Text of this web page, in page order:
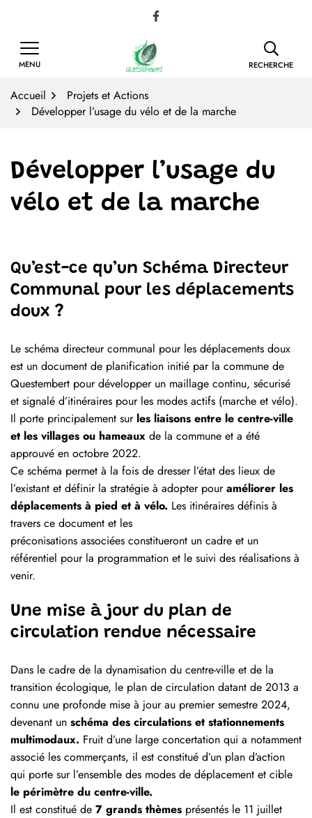
contenu
Lien vers le compte Facebook
MENU RECHERCHE
Accueil
Projets et Actions
Développer l’usage du vélo et de la marche
Développer l’usage du
vélo et de la marche
Qu’est-ce qu’un Schéma Directeur
Communal pour les déplacements
doux ?
Le schéma directeur communal pour les déplacements doux
est un document de planification initié par la commune de
Questembert pour développer un maillage continu, sécurisé
et signalé d’itinéraires pour les modes actifs (marche et vélo).
Il porte principalement sur les liaisons entre le centre-ville
et les villages ou hameaux de la commune et a été
approuvé en octobre 2022.
Ce schéma permet à la fois de dresser l’état des lieux de
l’existant et définir la stratégie à adopter pouraméliorer les
déplacements à pied et à vélo. Les itinéraires définis à
travers ce document et les
préconisations associées constitueront un cadre et un
référentiel pour la programmation et le suivi des réalisations à
venir.
Une mise à jour du plan de
circulation rendue nécessaire
Dans le cadre de la dynamisation du centre-ville et de la
transition écologique, le plan de circulation datant de 2013 a
connu une profonde mise à jour au premier semestre 2024,
devenant un schéma des circulations et stationnements
multimodaux. Fruit d’une large concertation qui a notamment
associé les commerçants, il est constitué d’un plan d’action
qui porte sur l’ensemble des modes de déplacement et cible
le périmètre du centre-ville.
Il est constitué de 7 grands thèmes présentés le 11 juillet